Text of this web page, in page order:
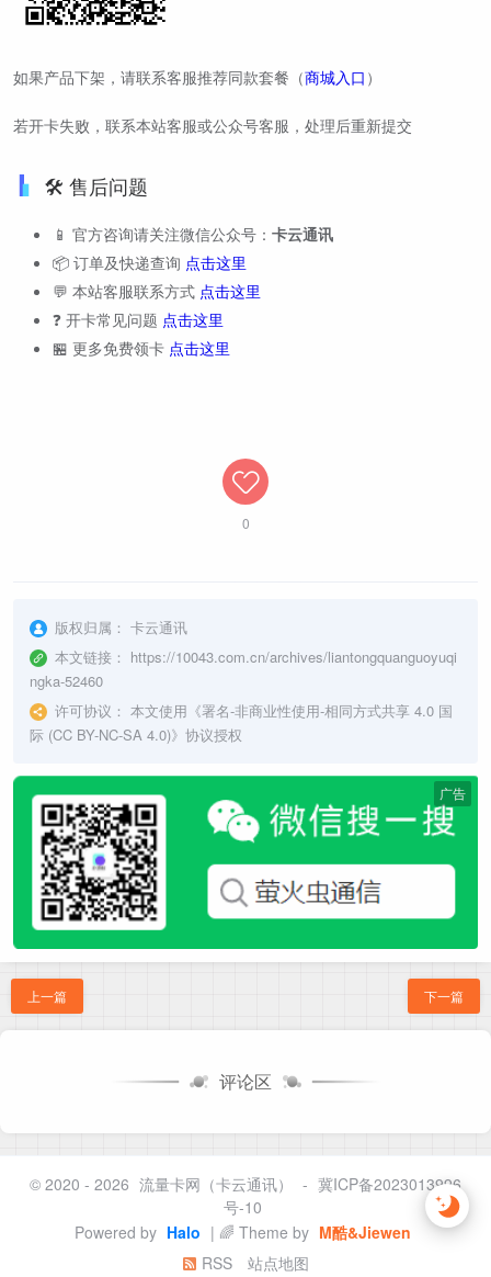
如果产品下架，请联系客服推荐同款套餐（商城入口 ）
若开卡失败，联系本站客服或公众号客服，处理后重新提交
🛠️ 售后问题
📱 官方咨询请关注微信公众号： 卡云通讯
📦 订单及快递查询 点击这里
💬 本站客服联系方式 点击这里
❓ 开卡常见问题 点击这里
🏪 更多免费领卡 点击这里
0
版权归属： 卡云通讯
本文链接： https://10043.com.cn/archives/liantongquanguoyuqi
ngka-52460
许可协议： 本文使用《署名-非商业性使用-相同方式共享 4.0 国
际 (CC BY-NC-SA 4.0)》协议授权
广告
上一篇 下一篇
评论区
© 2020 - 2026 流量卡网（卡云通讯） - 冀ICP备2023013996
号-10
Powered by Halo | 🌈 Theme by M酷&Jiewen
RSS
站点地图